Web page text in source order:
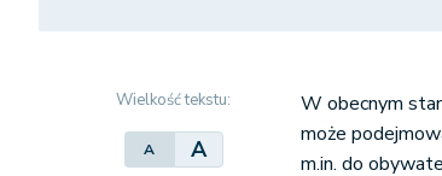
Wielkość tekstu:
A A
W obecnym
może
m.in. do